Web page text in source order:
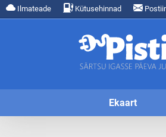
Ilmateade Kütusehinnad
Ekaart